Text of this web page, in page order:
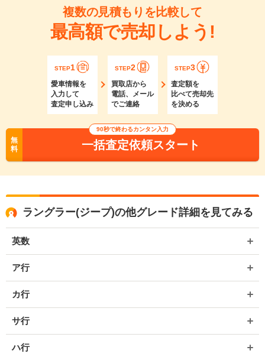
複数の見積もりを比較して
最高額で売却しよう!
STEP1
愛車情報を
入力して
査定申し込み
STEP2
買取店から
電話、メール
でご連絡
STEP3
査定額を
比べて売却先
を決める
無
料
90秒で終わるカンタン入力
一括査定依頼スタート
ラングラー(ジープ)の他グレード詳細を見てみる
英数
ア行
カ行
サ行
ハ行